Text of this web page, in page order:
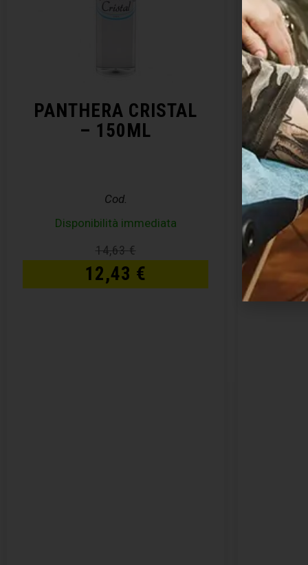
PANTHERA CRISTAL
– 150ML
Cod.
Disponibilità immediata
14,63€
12,43 €